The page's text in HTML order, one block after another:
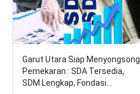
Garut Utara Siap Menyongsong
Pemekaran : SDA Tersedia,
SDM Lengkap, Fondasi…